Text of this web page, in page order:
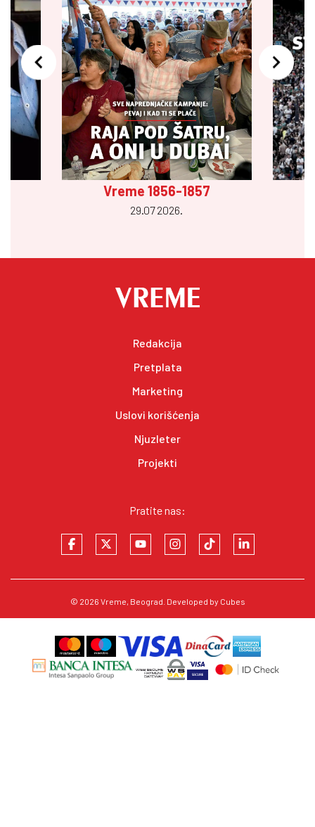
Vreme 1856-1857
29.07 2026.
Redakcija
Pretplata
Marketing
Uslovi korišćenja
Njuzleter
Projekti
Pratite nas:
© 2026 Vreme , Beograd. Developed by Cubes